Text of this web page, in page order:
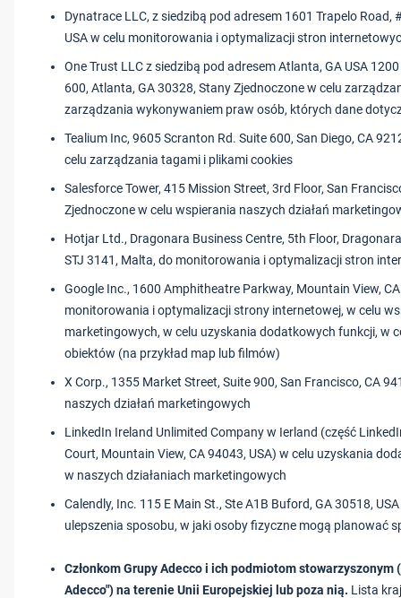
Dynatrace LLC, z siedzibą pod adresem 1601 Trapelo Road,
USA w celu monitorowania i optymalizacji stron
One Trust LLC z siedzibą pod adresem Atlanta, GA USA
600, Atlanta, GA 30328, Stany Zjednoczone w celu
zarządzania wykonywaniem praw osób, których dane
Tealium Inc, 9605 Scranton Rd. Suite 600, San Diego, CA
celu zarządzania tagami i plikami cookies
Salesforce Tower, 415 Mission Street, 3rd Floor, San
Zjednoczone w celu wspierania naszych działań
Hotjar Ltd., Dragonara Business Centre, 5th Floor,
STJ 3141, Malta, do monitorowania i optymalizacji stron
Google Inc., 1600 Amphitheatre Parkway, Mountain View,
monitorowania i optymalizacji strony internetowej, w celu
marketingowych, w celu uzyskania dodatkowych funkcji, w
obiektów (na przykład map lub filmów)
X Corp., 1355 Market Street, Suite 900, San Francisco, CA
naszych działań marketingowych
LinkedIn Ireland Unlimited Company w Ierland (część
Court, Mountain View, CA 94043, USA) w celu uzyskania
w naszych działaniach marketingowych
Calendly, Inc. 115 E Main St., Ste A1B Buford, GA 30518,
ulepszenia sposobu, w jaki osoby fizyczne mogą planować
Członkom Grupy Adecco i ich podmiotom stowarzyszonym
Adecco") na terenie Unii Europejskiej lub poza nią. Lista